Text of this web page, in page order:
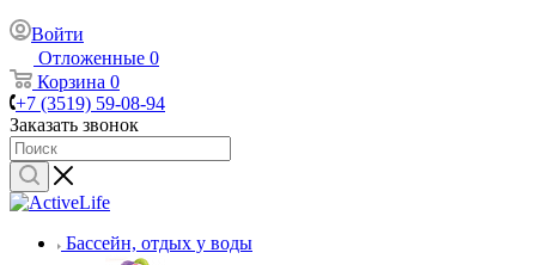
Войти
Отложенные 0
Корзина 0
+7 (3519) 59-08-94
Заказать звонок
Бассейн, отдых у воды